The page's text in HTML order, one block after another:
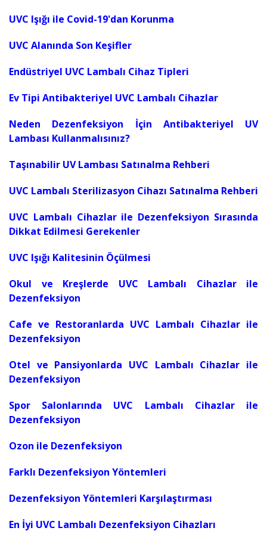
UVC Işığı ile Covid-19'dan Korunma
UVC Alanında Son Keşifler
Endüstriyel UVC Lambalı Cihaz Tipleri
Ev Tipi Antibakteriyel UVC Lambalı Cihazlar
Neden Dezenfeksiyon İçin Antibakteriyel UV
Lambası Kullanmalısınız?
Taşınabilir UV Lambası Satınalma Rehberi
UVC Lambalı Sterilizasyon Cihazı Satınalma Rehberi
UVC Lambalı Cihazlar ile Dezenfeksiyon Sırasında
Dikkat Edilmesi Gerekenler
UVC Işığı Kalitesinin Öçülmesi
Okul ve Kreşlerde UVC Lambalı Cihazlar ile
Dezenfeksiyon
Cafe ve Restoranlarda UVC Lambalı Cihazlar ile
Dezenfeksiyon
Otel ve Pansiyonlarda UVC Lambalı Cihazlar ile
Dezenfeksiyon
Spor Salonlarında UVC Lambalı Cihazlar ile
Dezenfeksiyon
Ozon ile Dezenfeksiyon
Farklı Dezenfeksiyon Yöntemleri
Dezenfeksiyon Yöntemleri Karşılaştırması
En İyi UVC Lambalı Dezenfeksiyon Cihazları